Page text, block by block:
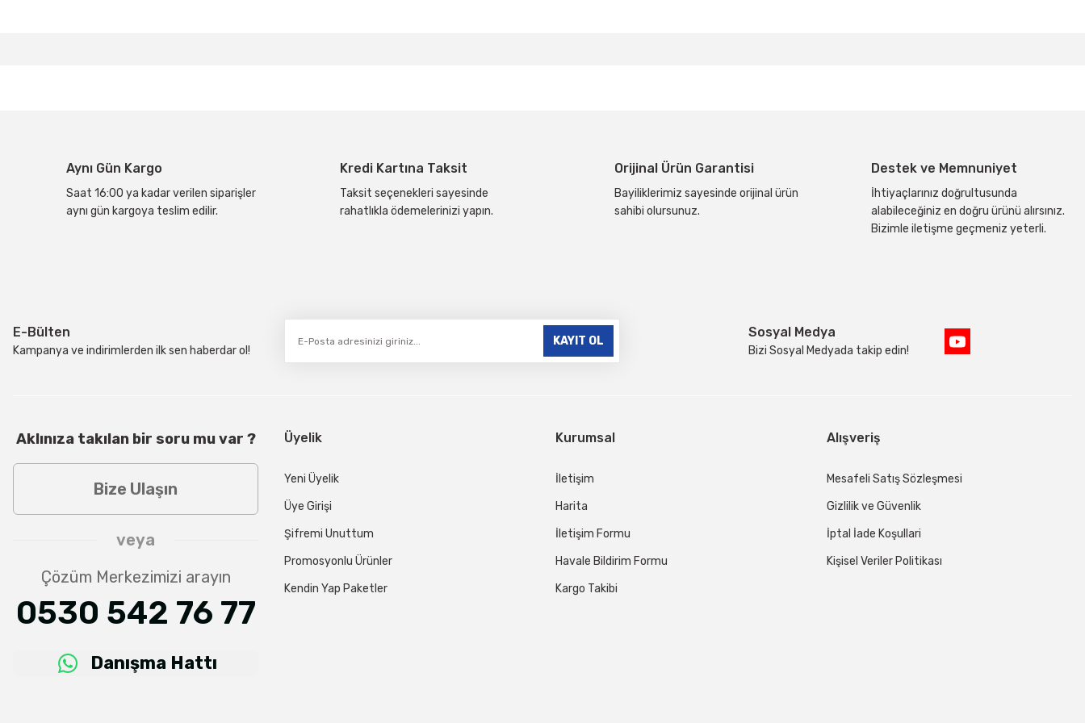
Ürün fiyatı diğer sitelerden daha pahalı.
Bu ürüne benzer farklı alternatifler olmalı.
Aynı Gün Kargo
Saat 16:00 ya kadar verilen siparişler
aynı gün kargoya teslim edilir.
Kredi Kartına Taksit
Taksit seçenekleri sayesinde
rahatlıkla ödemelerinizi yapın.
Orijinal Ürün Garantisi
Bayiliklerimiz sayesinde orijinal ürün
sahibi olursunuz.
Destek ve Memnuniyet
İhtiyaçlarınız doğrultusunda
alabileceğiniz en doğru ürünü alırsınız.
Bizimle iletişme geçmeniz yeterli.
E-Bülten
Kampanya ve indirimlerden ilk sen haberdar ol!
KAYIT OL
Sosyal Medya
Bizi Sosyal Medyada takip edin!
Aklınıza takılan bir soru mu var ?
Bize Ulaşın
veya
Çözüm Merkezimizi arayın
0530 542 76 77
Danışma Hattı
Üyelik
Yeni Üyelik
Üye Girişi
Şifremi Unuttum
Promosyonlu Ürünler
Kendin Yap Paketler
Kurumsal
İletişim
Harita
İletişim Formu
Havale Bildirim Formu
Kargo Takibi
Alışveriş
Mesafeli Satış Sözleşmesi
Gizlilik ve Güvenlik
İptal İade Koşullari
Kişisel Veriler Politikası